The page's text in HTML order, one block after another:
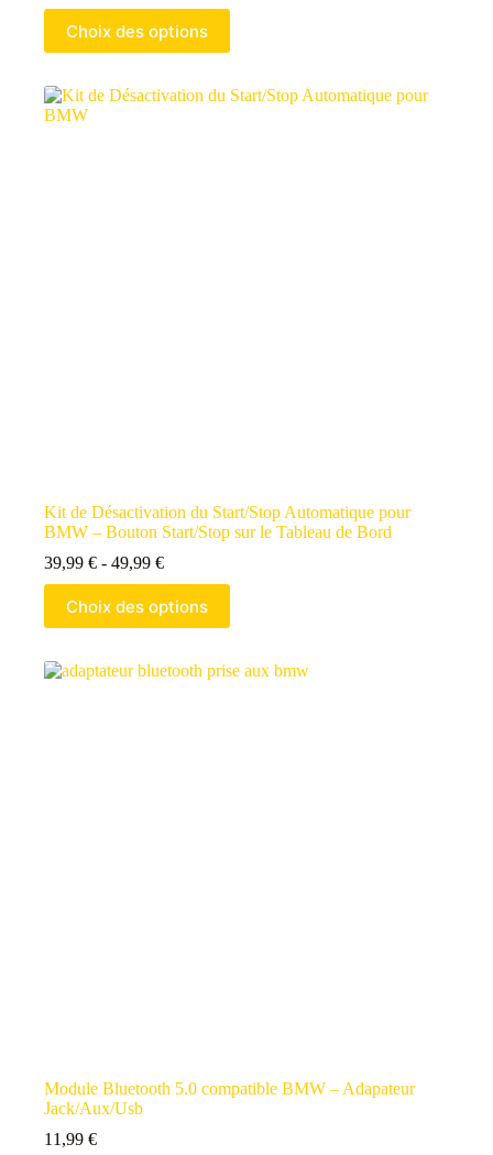
Choix des options
Kit de Désactivation du Start/Stop Automatique pour
BMW – Bouton Start/Stop sur le Tableau de Bord
39,99 € - 49,99 €
Choix des options
Module Bluetooth 5.0 compatible BMW – Adapateur
Jack/Aux/Usb
11,99 €